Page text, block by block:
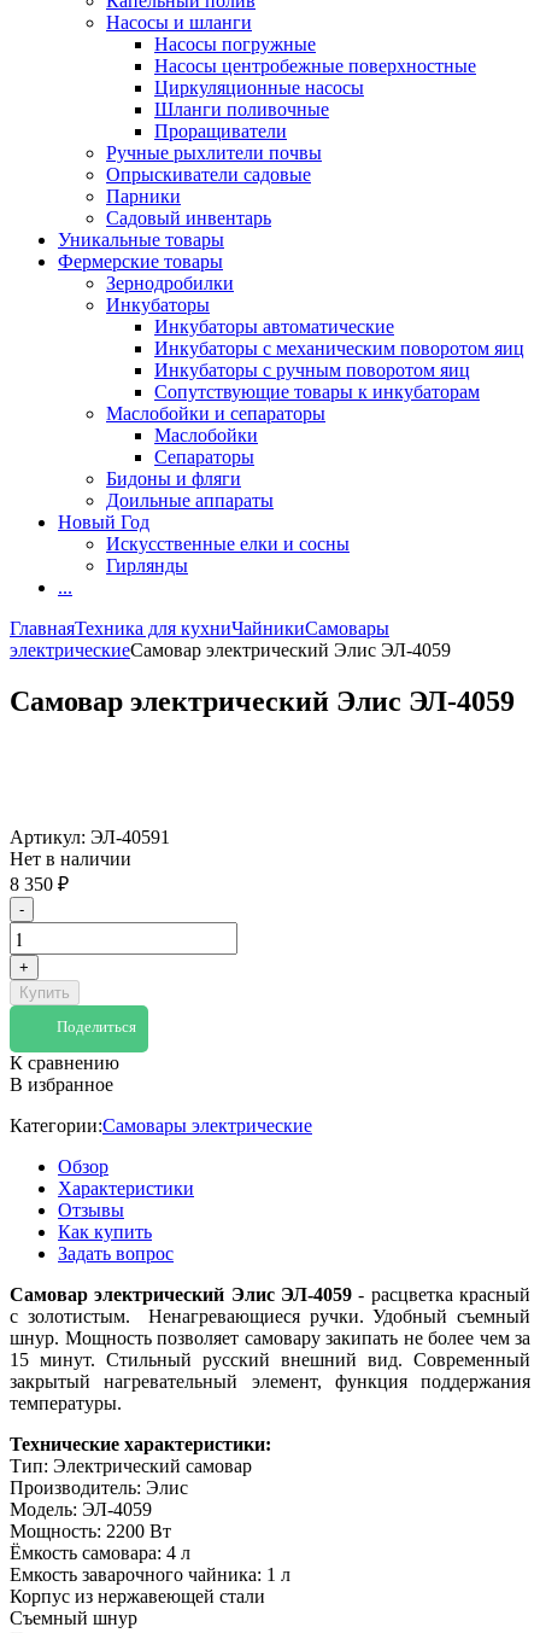
Насосы и шланги
Насосы погружные
Насосы центробежные поверхностные
Циркуляционные насосы
Шланги поливочные
Проращиватели
Ручные рыхлители почвы
Опрыскиватели садовые
Парники
Садовый инвентарь
Уникальные товары
Фермерские товары
Зернодробилки
Инкубаторы
Инкубаторы автоматические
Инкубаторы с механическим поворотом яиц
Инкубаторы с ручным поворотом яиц
Сопутствующие товары к инкубаторам
Маслобойки и сепараторы
Маслобойки
Сепараторы
Бидоны и фляги
Доильные аппараты
Новый Год
Искусственные елки и сосны
Гирлянды
...
ГлавнаяТехника для кухниЧайникиСамовары
электрическиеСамовар электрический Элис ЭЛ-4059
Самовар электрический Элис ЭЛ-4059
Артикул: ЭЛ-40591
Нет в наличии
8 350 ₽
-
+
Купить
Поделиться
К сравнению
В избранное
Категории:Самовары электрические
Обзор
Характеристики
Отзывы
Как купить
Задать вопрос
Самовар электрический Элис ЭЛ-4059 - расцветка красный
с золотистым. Ненагревающиеся ручки. Удобный съемный
шнур. Мощность позволяет самовару закипать не более чем за
15 минут. Стильный русский внешний вид. Современный
закрытый нагревательный элемент, функция поддержания
температуры.
Технические характеристики:
Тип: Электрический самовар
Производитель: Элис
Модель: ЭЛ-4059
Мощность: 2200 Вт
Ёмкость самовара: 4 л
Емкость заварочного чайника: 1 л
Корпус из нержавеющей стали
Съемный шнур